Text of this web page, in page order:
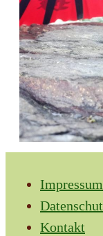
Impressum
Kontakt